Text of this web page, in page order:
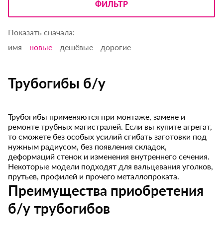
ФИЛЬТР
Показать сначала:
имя
новые дешёвые дорогие
Трубогибы б/у
Трубогибы применяются при монтаже, замене и
ремонте трубных магистралей. Если вы купите агрегат,
то сможете без особых усилий сгибать заготовки под
нужным радиусом, без появления складок,
деформаций стенок и изменения внутреннего сечения.
Некоторые модели подходят для вальцевания уголков,
прутьев, профилей и прочего металлопроката.
Преимущества приобретения
б/у трубогибов